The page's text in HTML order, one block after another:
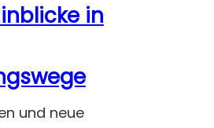
in
und neue